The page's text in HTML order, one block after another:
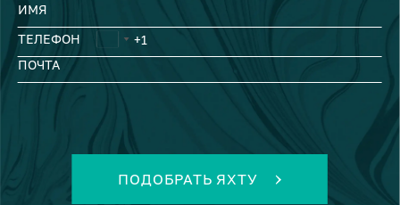
ИМЯ
ТЕЛЕФОН
ПОЧТА
ПОДОБРАТЬ ЯХТУ